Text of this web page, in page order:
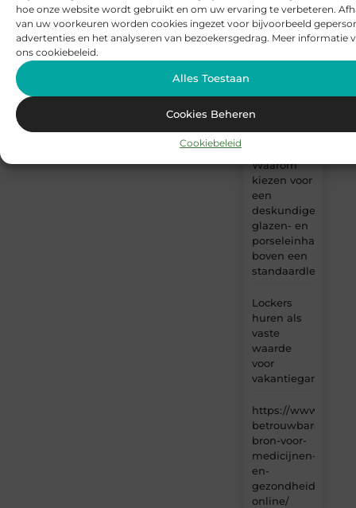
hoe onze website wordt gebruikt en om uw ervaring te verbeteren.
van uw voorkeuren worden cookies ingezet voor bijvoorbeeld
advertenties en het analyseren van bezoekersgedrag. Meer informatie
ons cookiebeleid.
Alles Toestaan
Cookies Beheren
Cookiebeleid
Waarom
aluminium
kunnen
zijn
Waarom
kiezen voor
een
deskundige
glazen- en
porseleinhandelaar
boven een
Lockers
huren als
vaste
waarde
voor
vakantiegangers
https://
betrouwbare-
bron-voor-
medicijnen-
en-
online/